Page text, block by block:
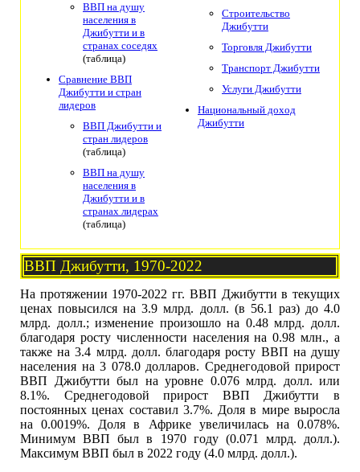
ВВП на душу
населения в
Джибутти и в
странах соседях
(таблица)
Сравнение ВВП
Джибутти и стран
лидеров
ВВП Джибутти и
стран лидеров
(таблица)
ВВП на душу
населения в
Джибутти и в
странах лидерах
(таблица)
Строительство
Джибутти
Торговля Джибутти
Транспорт Джибутти
Услуги Джибутти
Национальный доход
Джибутти
ВВП Джибутти, 1970-2022
На протяжении 1970-2022 гг. ВВП Джибутти в текущих
ценах повысился на 3.9 млрд. долл. (в 56.1 раз) до 4.0
млрд. долл.; изменение произошло на 0.48 млрд. долл.
благодаря росту численности населения на 0.98 млн., а
также на 3.4 млрд. долл. благодаря росту ВВП на душу
населения на 3 078.0 долларов. Среднегодовой прирост
ВВП Джибутти был на уровне 0.076 млрд. долл. или
8.1%. Среднегодовой прирост ВВП Джибутти в
постоянных ценах составил 3.7%. Доля в мире выросла
на 0.0019%. Доля в Африке увеличилась на 0.078%.
Минимум ВВП был в 1970 году (0.071 млрд. долл.).
Максимум ВВП был в 2022 году (4.0 млрд. долл.).